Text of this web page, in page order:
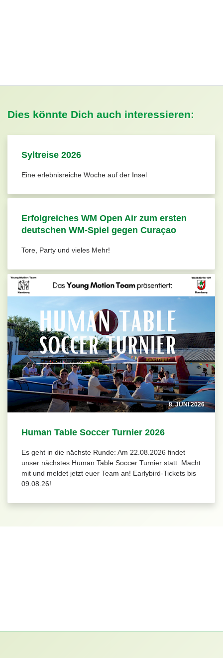
Dies könnte Dich auch interessieren:
Syltreise 2026
Eine erlebnisreiche Woche auf der Insel
Erfolgreiches WM Open Air zum ersten
deutschen WM-Spiel gegen Curaçao
Tore, Party und vieles Mehr!
8. JUNI 2026
Human Table Soccer Turnier 2026
Es geht in die nächste Runde: Am 22.08.2026 findet
unser nächstes Human Table Soccer Turnier statt. Macht
mit und meldet jetzt euer Team an! Earlybird-Tickets bis
09.08.26!